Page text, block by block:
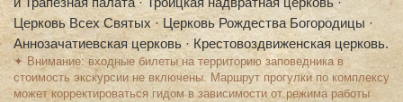
Церковь Всех Святых · Церковь Рождества Богородицы ·
Аннозачатиевская церковь · Крестовоздвиженская церковь.
✦ Внимание: входные билеты на территорию заповедника в
стоимость экскурсии не включены. Маршрут прогулки по комплексу
может корректироваться гидом в зависимости от режима работы